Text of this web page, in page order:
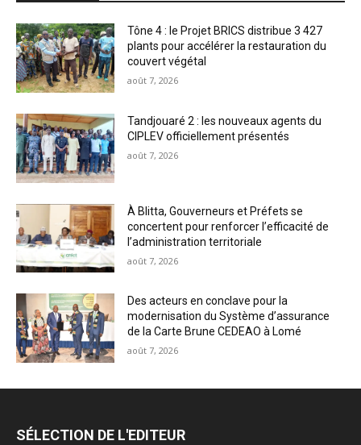
Tône 4 : le Projet BRICS distribue 3 427
plants pour accélérer la restauration du
couvert végétal
août 7, 2026
Tandjouaré 2 : les nouveaux agents du
CIPLEV officiellement présentés
août 7, 2026
À Blitta, Gouverneurs et Préfets se
concertent pour renforcer l’efficacité de
l’administration territoriale
août 7, 2026
Des acteurs en conclave pour la
modernisation du Système d’assurance
de la Carte Brune CEDEAO à Lomé
août 7, 2026
SÉLECTION DE L'EDITEUR